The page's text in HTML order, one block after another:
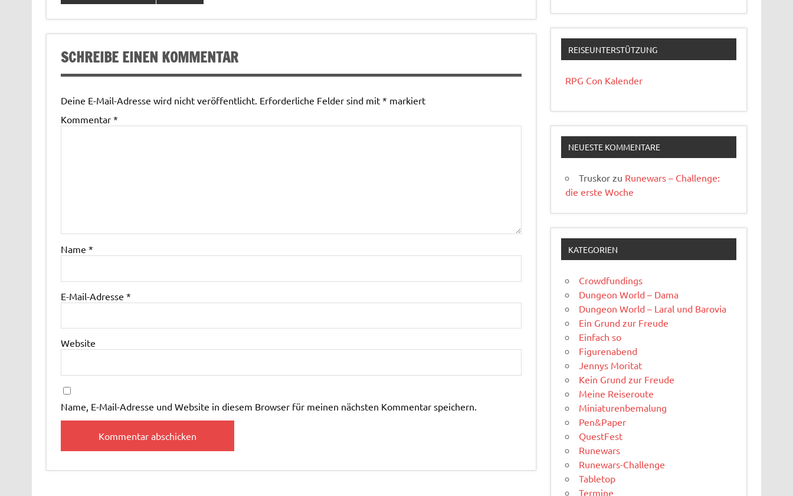
SCHREIBE EINEN KOMMENTAR
Deine E-Mail-Adresse wird nicht veröffentlicht. Erforderliche Felder sind mit * markiert
Kommentar *
Name *
E-Mail-Adresse *
Website
Name, E-Mail-Adresse und Website in diesem Browser für meinen nächsten Kommentar speichern.
REISEUNTERSTÜTZUNG
RPG Con Kalender
NEUESTE KOMMENTARE
Truskor zu Runewars – Challenge:
die erste Woche
KATEGORIEN
Crowdfundings
Dungeon World – Dama
Dungeon World – Laral und Barovia
Ein Grund zur Freude
Einfach so
Figurenabend
Jennys Moritat
Kein Grund zur Freude
Meine Reiseroute
Miniaturenbemalung
Pen&Paper
QuestFest
Runewars
Runewars-Challenge
Tabletop
Termine